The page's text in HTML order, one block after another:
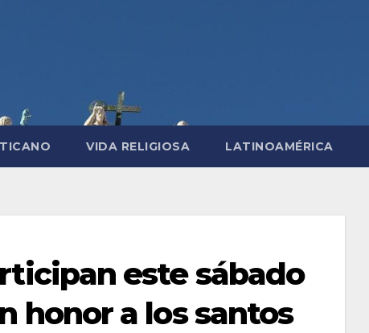
VIDA RELIGIOSA LATINOAMÉRICA
este sábado
honor a los santos